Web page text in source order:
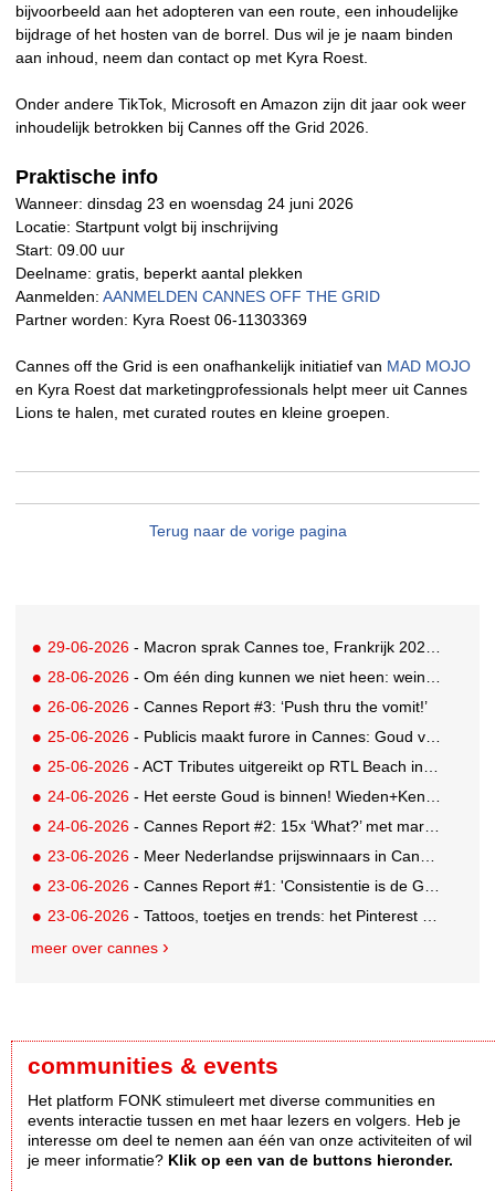
bijvoorbeeld aan het adopteren van een route, een inhoudelijke
bijdrage of het hosten van de borrel. Dus wil je je naam binden
aan inhoud, neem dan contact op met Kyra Roest.
Onder andere TikTok, Microsoft en Amazon zijn dit jaar ook weer
inhoudelijk betrokken bij Cannes off the Grid 2026.
Praktische info
Wanneer: dinsdag 23 en woensdag 24 juni 2026
Locatie: Startpunt volgt bij inschrijving
Start: 09.00 uur
Deelname: gratis, beperkt aantal plekken
Aanmelden: AANMELDEN CANNES OFF THE GRID
Partner worden: Kyra Roest 06-11303369
Cannes off the Grid is een onafhankelijk initiatief van MAD MOJO
en Kyra Roest dat marketingprofessionals helpt meer uit Cannes
Lions te halen, met curated routes en kleine groepen.
Terug naar de vorige pagina
29-06-2026 - Macron sprak Cannes toe, Frankrijk 2026 Creative Country of the Year
28-06-2026 - Om één ding kunnen we niet heen: weinig awards voor Nederland in drukbezocht Cannes
26-06-2026 - Cannes Report #3: ‘Push thru the vomit!’
25-06-2026 - Publicis maakt furore in Cannes: Goud voor Renault-campagne
25-06-2026 - ACT Tributes uitgereikt op RTL Beach in Cannes
24-06-2026 - Het eerste Goud is binnen! Wieden+Kennedy glanst met LEGO-campagne
24-06-2026 - Cannes Report #2: 15x ‘What?’ met marketing-enfant terrible Andrew Tindall
23-06-2026 - Meer Nederlandse prijswinnaars in Cannes: Brons en Zilver voor GUT
23-06-2026 - Cannes Report #1: 'Consistentie is de GOAT'
23-06-2026 - Tattoos, toetjes en trends: het Pinterest Manifestival zet inspiratie om in iets tastbaars
meer over cannes
communities & events
Het platform FONK stimuleert met diverse communities en
events interactie tussen en met haar lezers en volgers. Heb je
interesse om deel te nemen aan één van onze activiteiten of wil
je meer informatie? Klik op een van de buttons hieronder.